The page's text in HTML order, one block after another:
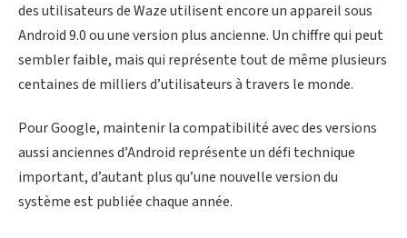
des utilisateurs de Waze utilisent encore un appareil sous
Android 9.0 ou une version plus ancienne. Un chiffre qui peut
sembler faible, mais qui représente tout de même plusieurs
centaines de milliers d’utilisateurs à travers le monde.
Pour Google, maintenir la compatibilité avec des versions
aussi anciennes d’Android représente un défi technique
important, d’autant plus qu’une nouvelle version du
système est publiée chaque année.